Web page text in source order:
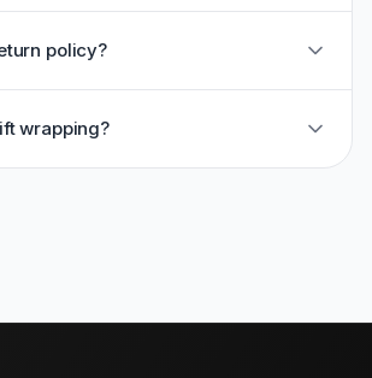
policy?
wrapping?